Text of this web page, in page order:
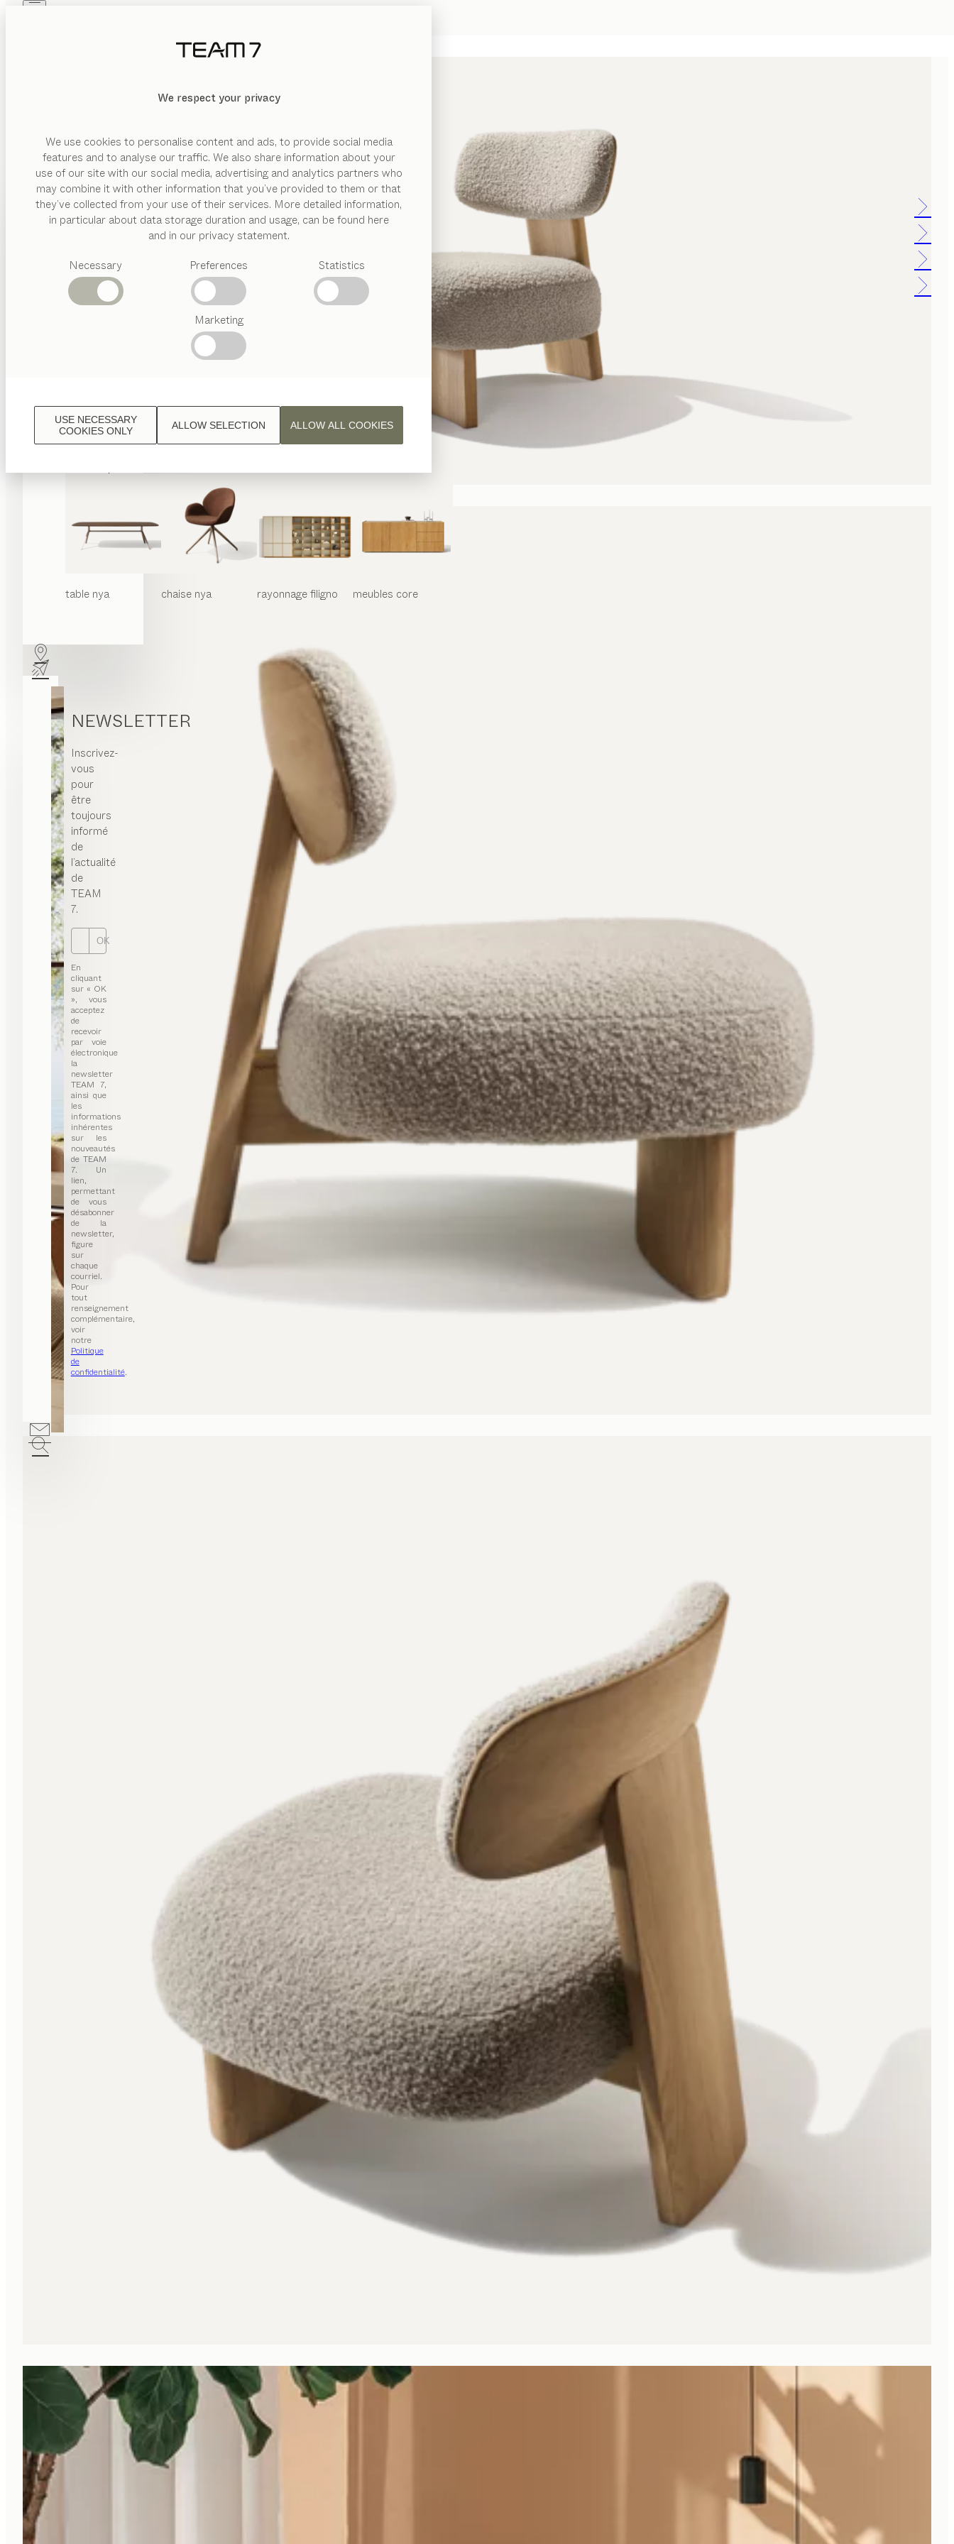
We respect your privacy
We use cookies to personalise content and ads, to provide social media
features and to analyse our traffic. We also share information about your
use of our site with our social media, advertising and analytics partners who
may combine it with other information that you’ve provided to them or that
they’ve collected from your use of their services. More detailed information,
in particular about data storage duration and usage, can be found here
and in our privacy statement.
Necessary
Preferences Statistics
Marketing
USE NECESSARY
COOKIES ONLY
ALLOW SELECTION ALLOW ALL COOKIES
Tables
Cuisines
Rayonnages
Lits
de
luxe
TEAM
7
table nya chaise nya rayonnagefiligno meubles core
NEWSLETTER
Inscrivez-
vous
pour
être
toujours
informé
de
l’actualité
de
TEAM
7.
OK
En
cliquant
sur « OK
», vous
acceptez
de
recevoir
par voie
électronique
la
newsletter
TEAM 7,
ainsi que
les
informations
inhérentes
sur les
nouveautés
de TEAM
7. Un
lien,
permettant
de vous
désabonner
de la
newsletter,
figure
sur
chaque
courriel.
Pour
tout
renseignement
complémentaire,
voir
notre
Politique
de
confidentialité.
PRODUITS
QUI SOMMES-NOUS
REVENDEUR